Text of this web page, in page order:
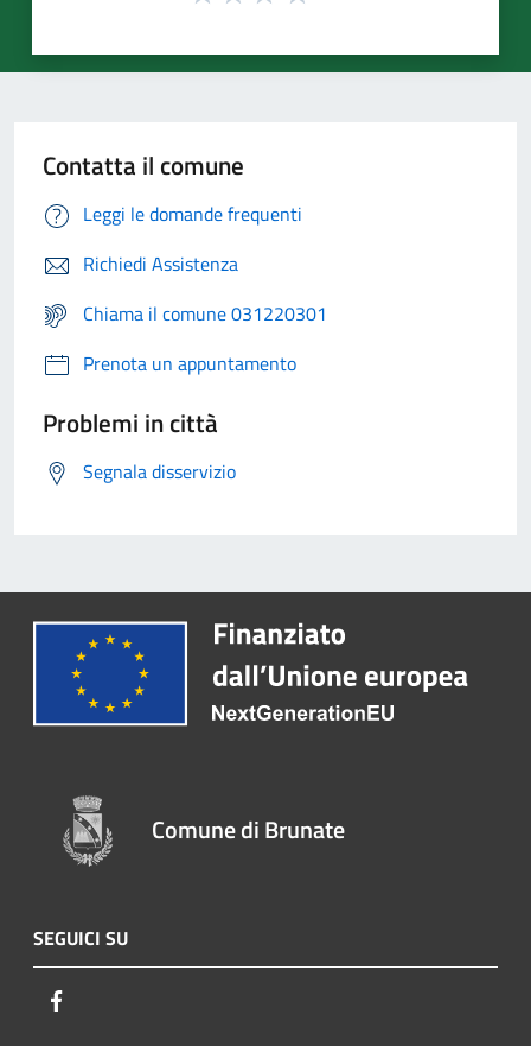
Contatta il comune
Leggi le domande frequenti
Richiedi Assistenza
Chiama il comune 031220301
Prenota un appuntamento
Problemi in città
Segnala disservizio
Comune di Brunate
SEGUICI SU